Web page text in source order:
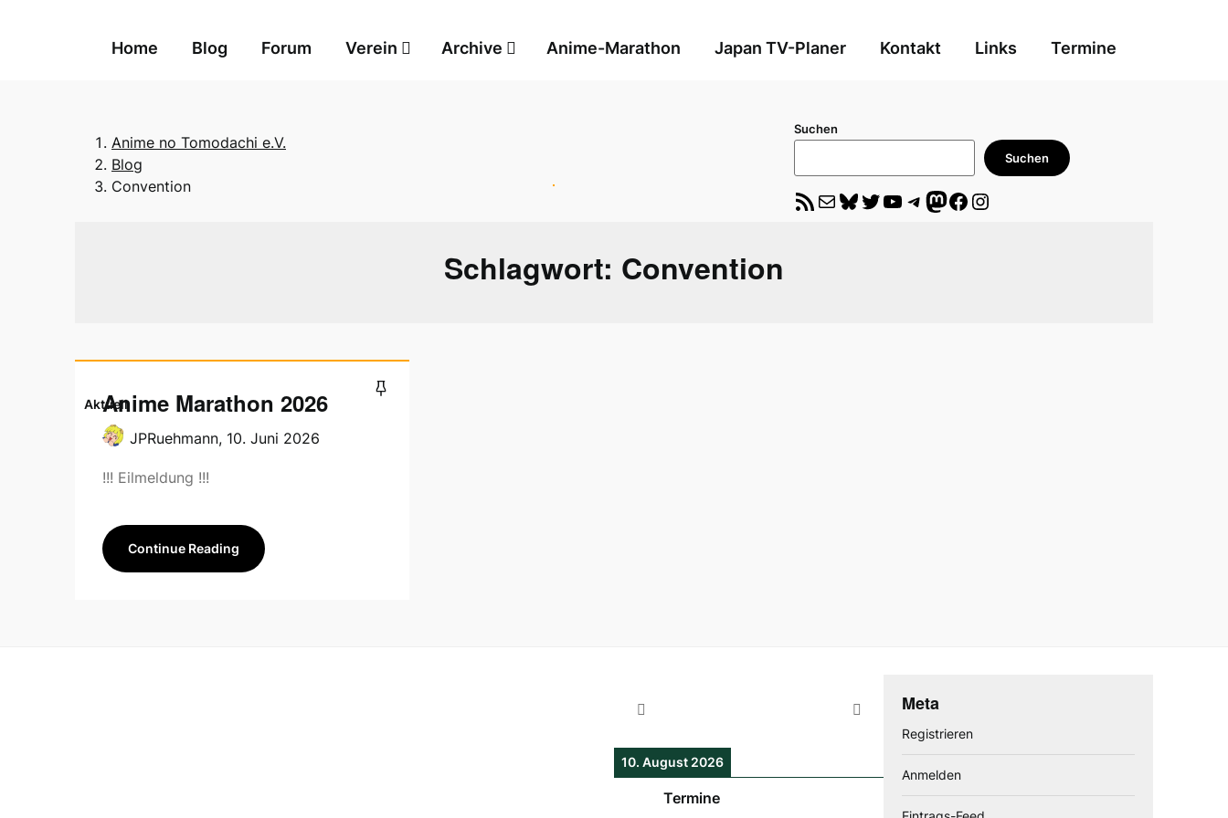
Home Blog Forum Verein Archive Anime-Marathon Japan TV-Planer Kontakt Links Termine
Anime no Tomodachi e.V.
Blog
Convention
Suchen
Suchen
RSS-Feed E-Mail Bluesky Twitter YouTube Telegram Mastodon Facebook Instagram
Schlagwort: Convention
Aktuell
Anime Marathon 2026
JPRuehmann, 10. Juni 2026
!!! Eilmeldung !!!
Continue Reading
10. August 2026
Termine
Meta
Registrieren
Anmelden